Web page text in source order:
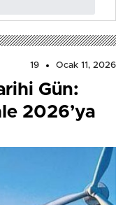
19 Ocak 11, 2026
Gün:
2026’ya